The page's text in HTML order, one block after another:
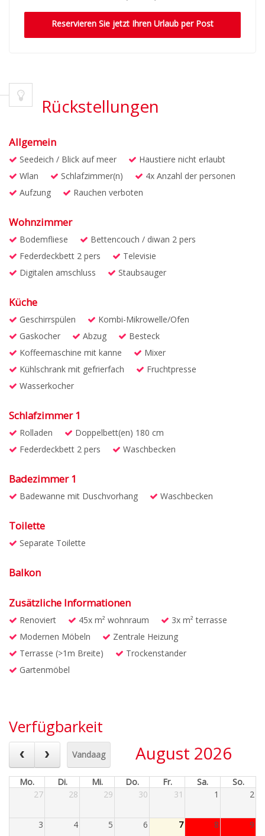
Reservieren Sie jetzt Ihren Urlaub per Post
Rückstellungen
Allgemein
Seedeich / Blick auf meer
Haustiere nicht erlaubt
Wlan
Schlafzimmer(n)
4x Anzahl der personen
Aufzung
Rauchen verboten
Wohnzimmer
Bodemfliese
Bettencouch / diwan 2 pers
Federdeckbett 2 pers
Televisie
Digitalen amschluss
Staubsauger
Küche
Geschirrspülen
Kombi-Mikrowelle/Ofen
Gaskocher
Abzug
Besteck
Koffeemaschine mit kanne
Mixer
Kühlschrank mit gefrierfach
Fruchtpresse
Wasserkocher
Schlafzimmer 1
Rolladen
Doppelbett(en) 180 cm
Federdeckbett 2 pers
Waschbecken
Badezimmer 1
Badewanne mit Duschvorhang Waschbecken
Toilette
Separate Toilette
Balkon
Zusätzliche Informationen
Renoviert 45x m² wohnraum
3x m² terrasse
Modernen Möbeln
Zentrale Heizung
Terrasse (>1m Breite)
Trockenstander
Gartenmöbel
Verfügbarkeit
Vandaag August 2026
Mo. Di. Mi. Do. Fr. Sa.
So.
27
28 29 30 31 1 2
3 4 5 6 7 8 9